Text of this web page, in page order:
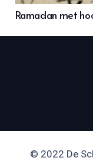
Ramadan met
© 2022 De